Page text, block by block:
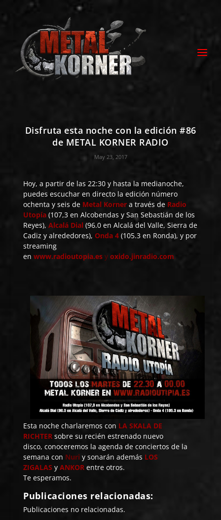
Disfruta esta noche con la edición #86
de METAL KORNER RADIO
May 23, 2017
Hoy, a partir de las 22:30 y hasta la medianoche,
puedes escuchar en directo la edición número
ochenta y seis de Metal Korner a través de Radio
Utopía (107,3 en Alcobendas y San Sebastián de los
Reyes),Alcalá Dial (96.0 en Alcalá del Valle, Sierra de
Cadiz y alrededores), Onda 4 (105.3 en Ronda), y por
streaming
en www.radioutopia.es y oxido.jinradio.com.
Esta noche charlaremos con LA SKALA DE
RICHTER sobre su recién estrenado nuevo
disco, conoceremos la agenda de conciertos de la
semana con Nuri y sonarán además LOS
ZIGALAS y ANKOR entre otros.
Te esperamos.
Publicaciones relacionadas:
Publicaciones no relacionadas.